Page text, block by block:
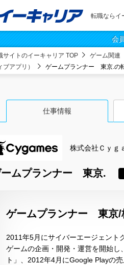
転職ならイ
会
サイトのイーキャリア TOP ゲーム関連
ブアプリ）
ゲームプランナー 東京.の
仕事情報
株式会社Ｃｙｇ
ムプランナー 東京.
ゲームプランナー 東京/
2011年5月にサイバーエージェント
ゲームの企画・開発・運営を開始
ト」、2012年4月にGoogle Playの